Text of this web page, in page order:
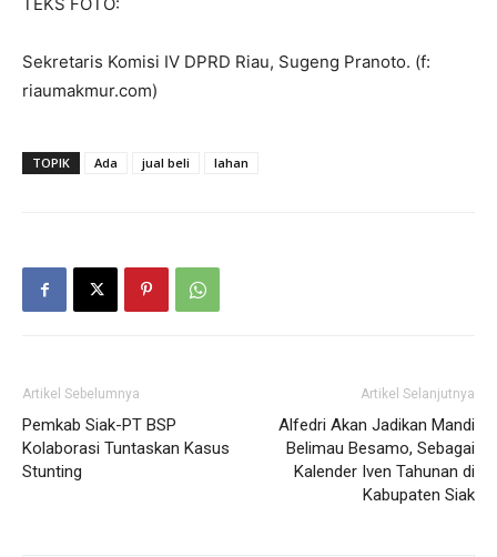
Sekretaris Komisi IV DPRD Riau, Sugeng Pranoto. (f:
riaumakmur.com)
TOPIK Ada jual beli lahan
Artikel Sebelumnya
Pemkab Siak-PT BSP
Kolaborasi Tuntaskan Kasus
Stunting
Artikel Selanjutnya
Alfedri Akan Jadikan Mandi
Belimau Besamo, Sebagai
Kalender Iven Tahunan di
Kabupaten Siak